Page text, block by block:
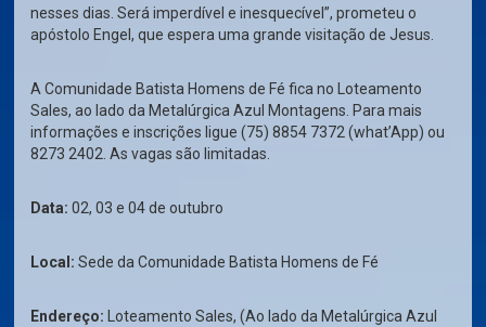
nesses dias. Será imperdível e inesquecível”, prometeu o
apóstolo Engel, que espera uma grande visitação de Jesus.
A Comunidade Batista Homens de Fé fica no Loteamento
Sales, ao lado da Metalúrgica Azul Montagens. Para mais
informações e inscrições ligue (75) 8854 7372 (what’App) ou
8273 2402. As vagas são limitadas.
Data: 02, 03 e 04 de outubro
Local: Sede da Comunidade Batista Homens de Fé
Endereço: Loteamento Sales, (Ao lado da Metalúrgica Azul